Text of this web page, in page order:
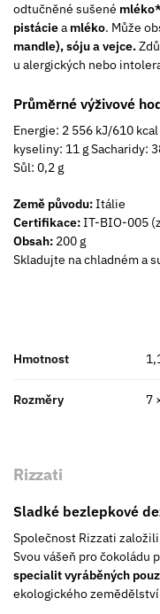
odtučněné sušené
pistáciea mléko. Může
mandle), sóju a vejce.
u alergických nebo
Průměrné výživové
Energie: 2 556 kJ/610
kyseliny: 11 g Sacharidy:
Sůl: 0,2 g
Země původu:Itálie
Certifikace:IT-BIO-005
Obsah: 200 g
Skladujte na chladném a
Hmotnost
Rozměry 7
Rizzati
Sladké bezlepkové
Společnost Rizzati
Svou vášeň pro čokoládu
specialit vyráběných
ekologického